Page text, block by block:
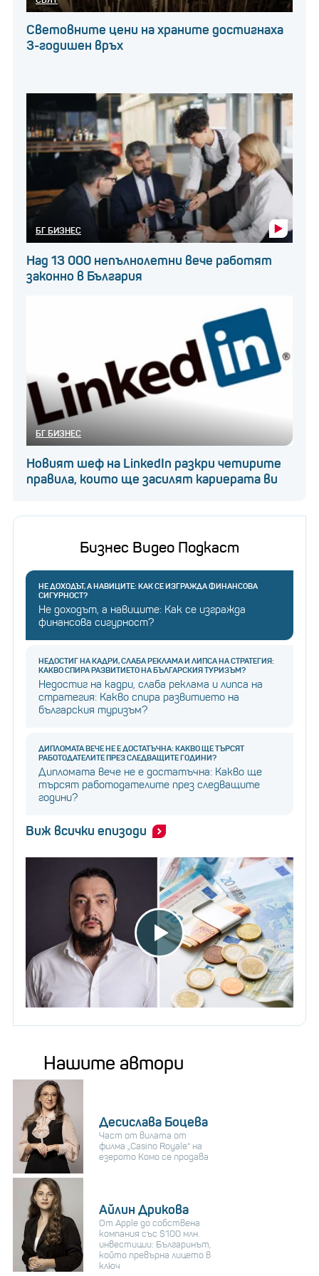
Световните цени на храните достигнаха
3-годишен връх
БГ БИЗНЕС
Над 13 000 непълнолетни вече работят
законно в България
БГ БИЗНЕС
Новият шеф на LinkedIn разкри четирите
правила, които ще засилят кариерата ви
Бизнес Видео Подкаст
НЕ ДОХОДЪТ, А НАВИЦИТЕ: КАК СЕ ИЗГРАЖДА ФИНАНСОВА
СИГУРНОСТ?
Не доходът, а навиците: Как се изгражда
финансова сигурност?
НЕДОСТИГ НА КАДРИ, СЛАБА РЕКЛАМА И ЛИПСА НА СТРАТЕГИЯ:
КАКВО СПИРА РАЗВИТИЕТО НА БЪЛГАРСКИЯ ТУРИЗЪМ?
Недостиг на кадри, слаба реклама и липса на
стратегия: Какво спира развитието на
българския туризъм?
ДИПЛОМАТА ВЕЧЕ НЕ Е ДОСТАТЪЧНА: КАКВО ЩЕ ТЪРСЯТ
РАБОТОДАТЕЛИТЕ ПРЕЗ СЛЕДВАЩИТЕ ГОДИНИ?
Дипломата вече не е достатъчна: Какво ще
търсят работодателите през следващите
години?
Виж всички епизоди
Нашите автори
Десислава Боцева
Част от вилата от
филма „Casino Royale“ на
езерото Комо се продава
Айлин Дрикова
От Apple до собствена
компания със $100 млн.
инвестиции: Българинът,
който превърна лицето в
ключ